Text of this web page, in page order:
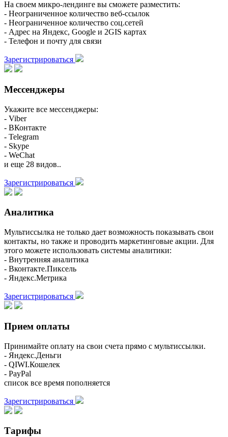
На своем микро-лендинге вы сможете разместить:
- Неограниченное количество веб-ссылок
- Неограниченное количество соц.сетей
- Адрес на Яндекс, Google и 2GIS картах
- Телефон и почту для связи
Зарегистрироваться
Мессенджеры
Укажите все мессенджеры:
- Viber
- ВКонтакте
- Telegram
- Skype
- WeChat
и еще 28 видов..
Зарегистрироваться
Аналитика
Мультиссылка не только дает возможность показывать свои
контакты, но также и проводить маркетинговые акции. Для
этого можете использовать системы аналитики:
- Внутренняя аналитика
- Вконтакте.Пиксель
- Яндекс.Метрика
Зарегистрироваться
Прием оплаты
Принимайте оплату на свои счета прямо с мультиссылки.
- Яндекс.Деньги
- QIWI.Кошелек
- PayPal
список все время пополняется
Зарегистрироваться
Тарифы